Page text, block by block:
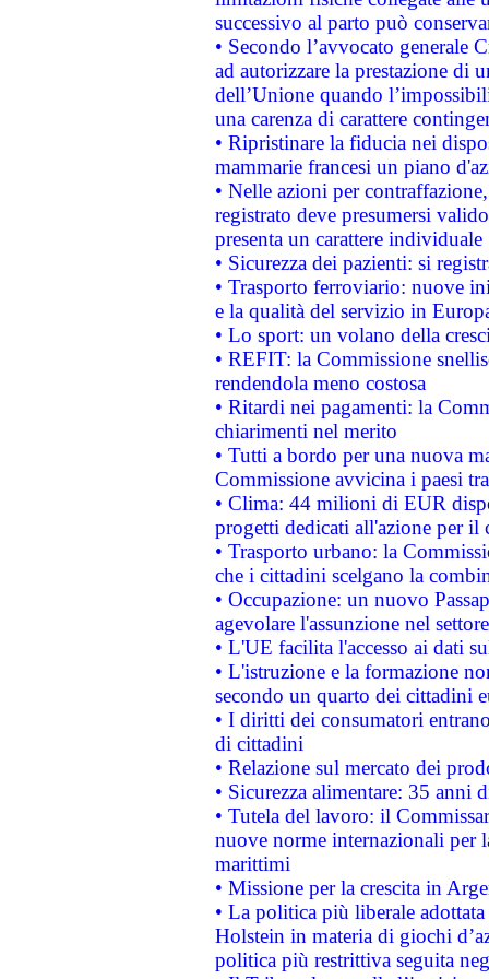
successivo al parto può
• Secondo l’avvocato
ad autorizzare la prestazione di
dell’Unione quando
una carenza di carattere
• Ripristinare la fiducia nei
mammarie francesi un piano
• Nelle azioni per
registrato deve presumersi
presenta un carattere individuale
• Sicurezza dei pazienti: si
• Trasporto ferroviario: nuove
e la qualità del servizio in
• Lo sport: un volano della
• REFIT: la Commissione
rendendola meno costosa
• Ritardi nei pagamenti: la
chiarimenti nel merito
• Tutti a bordo per una nuova
Commissione avvicina i paesi
• Clima: 44 milioni di EUR
progetti dedicati all'azione per il
• Trasporto urbano: la
che i cittadini scelgano la
• Occupazione: un nuovo
agevolare l'assunzione nel
• L'UE facilita l'accesso ai dati
• L'istruzione e la formazione
secondo un quarto dei cittadini
• I diritti dei consumatori
di cittadini
• Relazione sul mercato dei
• Sicurezza alimentare: 35 anni
• Tutela del lavoro: il
nuove norme internazionali per
marittimi
• Missione per la crescita in
• La politica più liberale
Holstein in materia di giochi
politica più restrittiva seguita